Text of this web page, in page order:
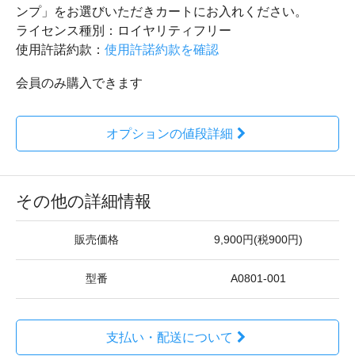
ンプ」をお選びいただきカートにお入れください。
ライセンス種別：ロイヤリティフリー
使用許諾約款： 使用許諾約款を確認
会員のみ購入できます
オプションの値段詳細
その他の詳細情報
販売価格 9,900円(税900円)
型番 A0801-001
支払い・配送について